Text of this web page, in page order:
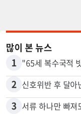
많이 본 뉴스
1
2
3